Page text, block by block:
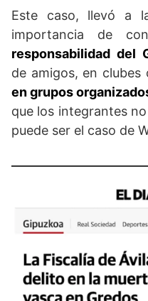
Este caso, llevó a
importancia de
responsabilidad del
de amigos, en clubes
en grupos
que los integrantes
puede ser el caso de